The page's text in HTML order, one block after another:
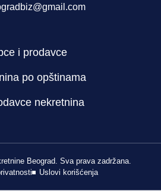
i prodavce
po opštinama
nekretnina
Beograd. Sva prava zadržana.
Uslovi korišćenja